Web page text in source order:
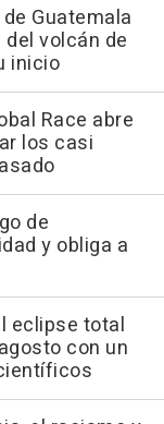
Guatemala
volcán de
inicio
Race abre
los casi
de
y obliga a
eclipse total
con un